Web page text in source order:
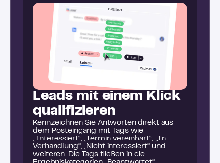
Leads mit einem Klick
qualifizieren
Kennzeichnen Sie Antworten direkt aus
dem Posteingang mit Tags wie
„Interessiert“, „Termin vereinbart“, „In
Verhandlung“, „Nicht interessiert“ und
weiteren. Die Tags fließen in die